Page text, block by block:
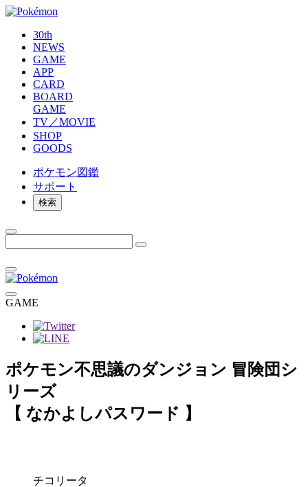
30th
NEWS
GAME
APP
CARD
BOARD
GAME
TV／MOVIE
SHOP
GOODS
ポケモン図鑑
サポート
検索
GAME
ポケモン不思議のダンジョン 冒険団シ
リーズ
【 なかよしパスワード 】
チコリータ